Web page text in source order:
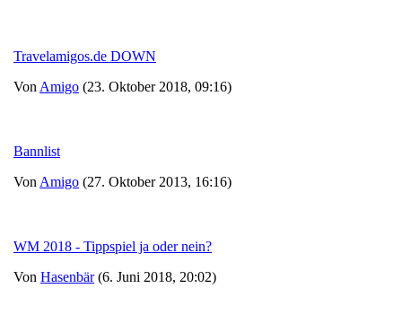
Travelamigos.de DOWN
Von Amigo (23. Oktober 2018, 09:16)
Bannlist
Von Amigo (27. Oktober 2013, 16:16)
WM 2018 - Tippspiel ja oder nein?
Von Hasenbär(6. Juni 2018, 20:02)